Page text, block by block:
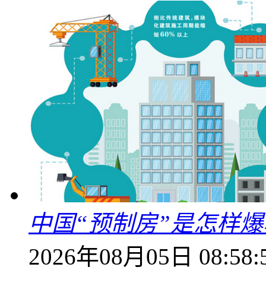
中国“预制房”是怎样
2026年08月05日